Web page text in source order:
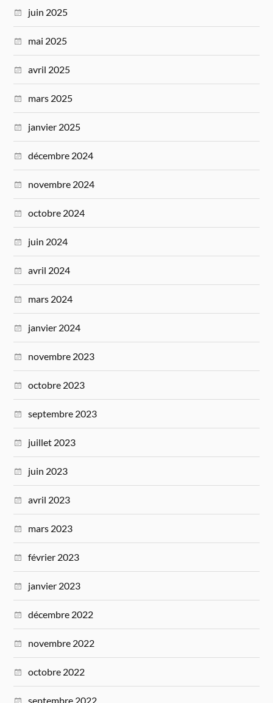
juin 2025
mai 2025
avril 2025
mars 2025
janvier 2025
décembre 2024
novembre 2024
octobre 2024
juin 2024
avril 2024
mars 2024
janvier 2024
novembre 2023
octobre 2023
septembre 2023
juillet 2023
juin 2023
avril 2023
mars 2023
février 2023
janvier 2023
décembre 2022
novembre 2022
octobre 2022
septembre 2022